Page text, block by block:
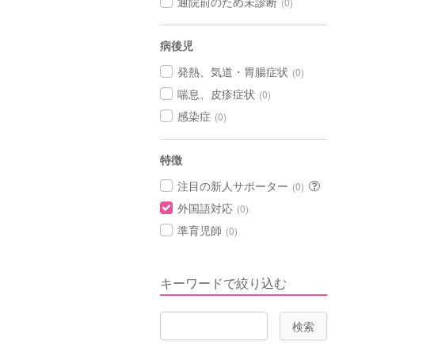
病後児
発熱、気道・胃腸症状 (0)
喘息、皮疹症状 (0)
感染症 (0)
特徴
注目の新人サポーター (0)
外国語対応 (0)
準育児師 (0)
キーワードで絞り込む